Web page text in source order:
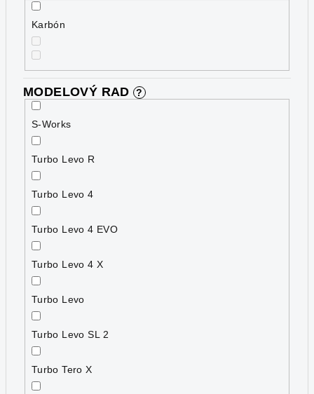
Karbón
MODELOVÝ RAD ?
S-Works
Turbo Levo R
Turbo Levo 4
Turbo Levo 4 EVO
Turbo Levo 4 X
Turbo Levo
Turbo Levo SL 2
Turbo Tero X